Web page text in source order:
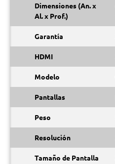
Dimensiones (An. x
Al. x Prof.)
Garantía
HDMI
Modelo
Pantallas
Peso
Resolución
Tamaño de Pantalla